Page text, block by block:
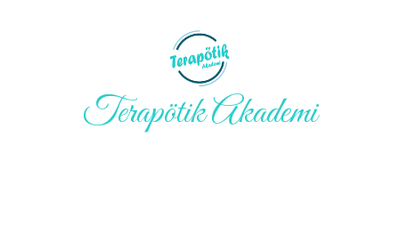
Terapötik Akademi